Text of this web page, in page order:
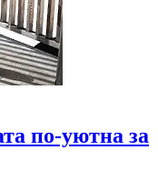
по-уютна за